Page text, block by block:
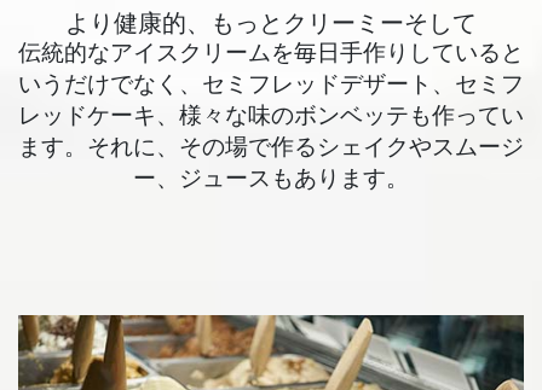
より健康的、もっとクリーミーそして
伝統的なアイスクリームを毎日手作りしていると
いうだけでなく、セミフレッドデザート、セミフ
レッドケーキ、様々な味のボンベッテも作ってい
ます。それに、その場で作るシェイクやスムージ
ー、ジュースもあります。